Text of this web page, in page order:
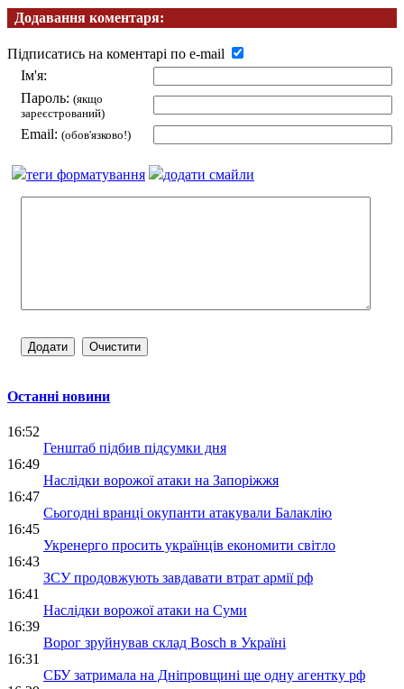
Додавання коментаря:
Підписатись на коментарі по e-mail
Ім'я:
Пароль: (якщо
зареєстрований)
Email: (обов'язково!)
теги форматування додати смайли
Останні новини
16:52
Генштаб підбив підсумки дня
16:49
Наслідки ворожої атаки на Запоріжжя
16:47
Сьогодні вранці окупанти атакували Балаклію
16:45
Укренерго просить українців економити світло
16:43
ЗСУ продовжують завдавати втрат армії рф
16:41
Наслідки ворожої атаки на Суми
16:39
Ворог зруйнував склад Bosch в Україні
16:31
СБУ затримала на Дніпровщині ще одну агентку рф